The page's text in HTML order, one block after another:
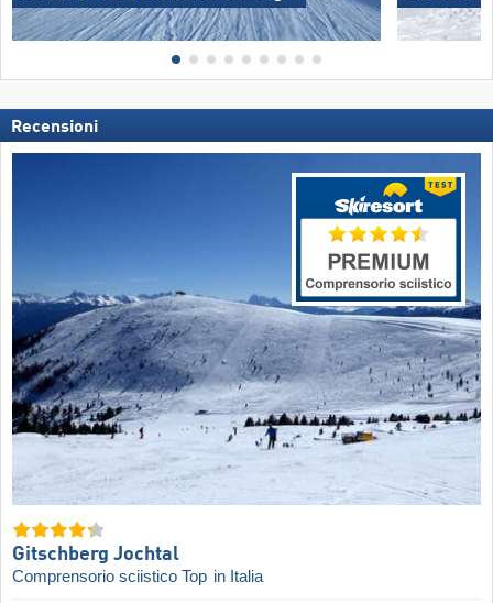
Recensioni
Gitschberg Jochtal
Comprensorio sciistico Top in Italia